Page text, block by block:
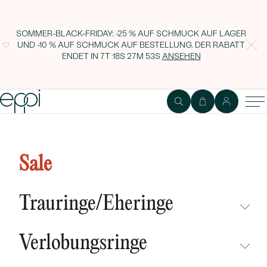
SOMMER-BLACK-FRIDAY: -25 % AUF SCHMUCK AUF LAGER
UND -10 % AUF SCHMUCK AUF BESTELLUNG. DER RABATT
ENDET IN 7T 18S 27M 52S ANSEHEN
Sale
Trauringe/Eheringe
NEUHEITEN
Verlobungsringe
Diamantringen Clementine